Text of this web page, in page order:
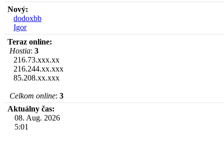
Nový:
dodoxbb
Igor
Teraz online:
Hostia: 3
216.73.xxx.xx
216.244.xx.xxx
85.208.xx.xxx
Celkom online: 3
Aktuálny čas:
08. Aug. 2026
5:01